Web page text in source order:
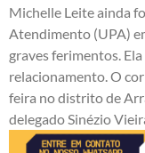
Michelle Leite ainda
Atendimento (UPA)
graves ferimentos.
relacionamento. O
feira no distrito de
delegado Sinézio